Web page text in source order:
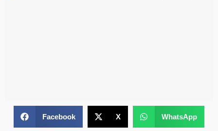
Facebook X WhatsApp